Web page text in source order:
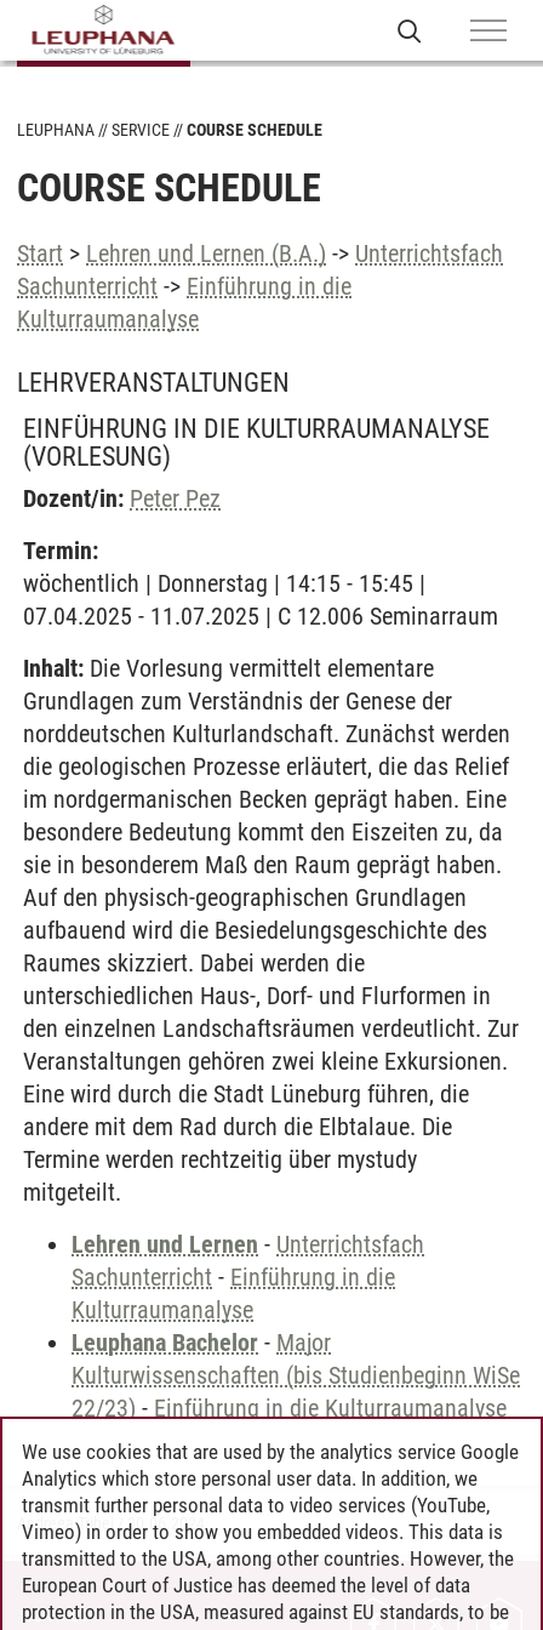
LEUPHANA SERVICE COURSE SCHEDULE
COURSE SCHEDULE
Start > Lehren und Lernen (B.A.) -> Unterrichtsfach
Sachunterricht -> Einführung in die
Kulturraumanalyse
LEHRVERANSTALTUNGEN
EINFÜHRUNG IN DIE KULTURRAUMANALYSE
(VORLESUNG)
Dozent/in: Peter Pez
Termin:
wöchentlich | Donnerstag | 14:15 - 15:45 |
07.04.2025 - 11.07.2025 | C 12.006 Seminarraum
Inhalt: Die Vorlesung vermittelt elementare
Grundlagen zum Verständnis der Genese der
norddeutschen Kulturlandschaft. Zunächst werden
die geologischen Prozesse erläutert, die das Relief
im nordgermanischen Becken geprägt haben. Eine
besondere Bedeutung kommt den Eiszeiten zu, da
sie in besonderem Maß den Raum geprägt haben.
Auf den physisch-geographischen Grundlagen
aufbauend wird die Besiedelungsgeschichte des
Raumes skizziert. Dabei werden die
unterschiedlichen Haus-, Dorf- und Flurformen in
den einzelnen Landschaftsräumen verdeutlicht. Zur
Veranstaltungen gehören zwei kleine Exkursionen.
Eine wird durch die Stadt Lüneburg führen, die
andere mit dem Rad durch die Elbtalaue. Die
Termine werden rechtzeitig über mystudy
mitgeteilt.
Lehren und Lernen - Unterrichtsfach
Sachunterricht - Einführung in die
Kulturraumanalyse
Leuphana Bachelor - Major
Kulturwissenschaften (bis Studienbeginn WiSe
22/23) - Einführung in die Kulturraumanalyse
Andreea Tribel 30.06.2024
CONTACT
We use cookies that are used by the analytics service Google
Analytics which store personal user data. In addition, we
transmit further personal data to video services (YouTube,
Vimeo) in order to show you embedded videos. This data is
transmitted to the USA, among other countries. However, the
European Court of Justice has deemed the level of data
protection in the USA, measured against EU standards, to be